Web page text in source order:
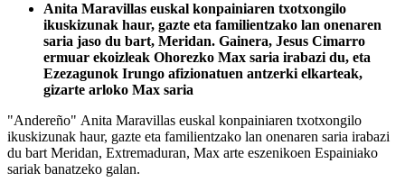
Anita Maravillas euskal konpainiaren txotxongilo
ikuskizunak haur, gazte eta familientzako lan onenaren
saria jaso du bart, Meridan. Gainera, Jesus Cimarro
ermuar ekoizleak Ohorezko Max saria irabazi du, eta
Ezezagunok Irungo afizionatuen antzerki elkarteak,
gizarte arloko Max saria
"Andereño" Anita Maravillas euskal konpainiaren txotxongilo
ikuskizunak haur, gazte eta familientzako lan onenaren saria irabazi
du bart Meridan, Extremaduran, Max arte eszenikoen Espainiako
sariak banatzeko galan.